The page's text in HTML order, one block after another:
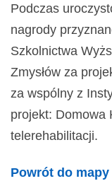
Podczas
nagrody
Szkolnictwa
Zmysłów za
za wspólny z
projekt: Domowa
telerehabilitacji.
Powrót do mapy